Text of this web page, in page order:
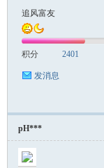
追风富友
积分 2401
发消息
pH***